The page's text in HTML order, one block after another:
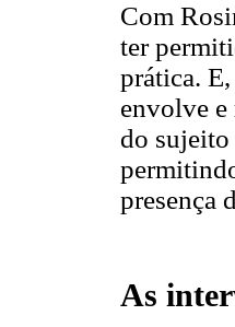
Com
ter
prática.
envolve e
do
presença
As